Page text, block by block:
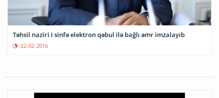
Təhsil naziri I sinfə elektron qəbul ilə bağlı əmr imzalayıb
22-02-2016